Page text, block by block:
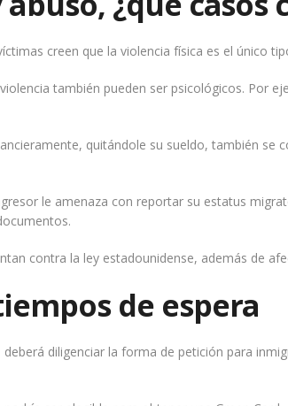
creen que la violencia física es el único
también pueden ser psicológicos. Por
quitándole su sueldo, también se
le amenaza con reportar su estatus
contra la ley estadounidense, además de
de espera
deberá diligenciar la forma de petición para